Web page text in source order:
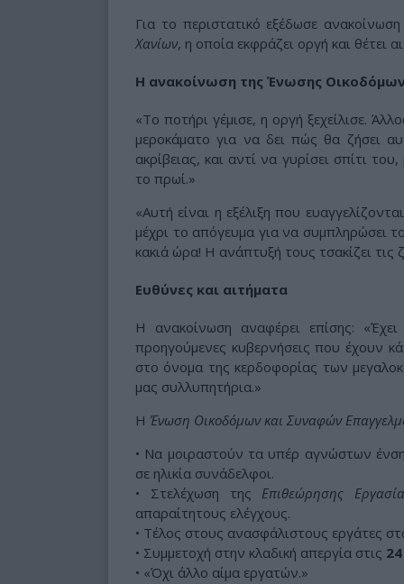
Για το περιστατικό εξέδωσε
Χανίων, η οποία εκφράζει οργή και θέτει
Η ανακοίνωση της Ένωσης
«Το ποτήρι γέμισε, η οργή ξεχείλισε.
μεροκάματο για να δει πώς θα ζήσει
ακρίβειας, και αντί να γυρίσει σπίτι
το πρωί.»
«Αυτή είναι η εξέλιξη που
μέχρι το απόγευμα για να συμπληρώσει
κακιά ώρα! Η ανάπτυξή τους τσακίζει τις
Ευθύνες και αιτήματα
Η ανακοίνωση αναφέρει επίσης:
προηγούμενες κυβερνήσεις που έχουν
στο όνομα της κερδοφορίας των
μας συλλυπητήρια.»
Η Ένωση Οικοδόμων και Συναφών
• Να μοιραστούν τα υπέρ αγνώστων
σε ηλικία συνάδελφοι.
• Στελέχωση της Επιθεώρησης
απαραίτητους ελέγχους.
• Τέλος στους ανασφάλιστους εργάτες
• Συμμετοχή στην κλαδική απεργία στις
• «Όχι άλλο αίμα εργατών.»